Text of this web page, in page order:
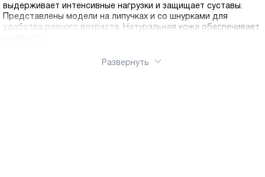
выдерживает интенсивные нагрузки и защищает суставы.
Представлены модели на липучках и со шнурками для
удобства разного возраста. Натуральная кожа обеспечивает
Развернуть